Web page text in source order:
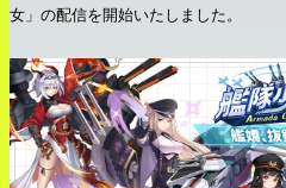
女」の配信を開始いたしました。